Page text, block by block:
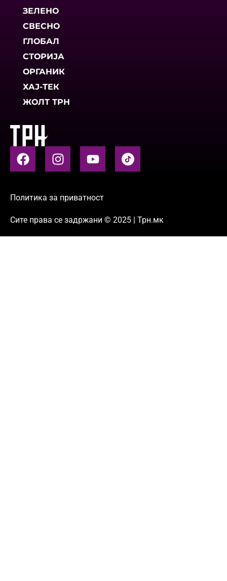
ЗЕЛЕНО
СВЕСНО
ГЛОБАЛ
СТОРИЈА
ОРГАНИК
ХАЈ-ТЕК
ЖОЛТ ТРН
Политика за приватност
Сите права се задржани © 2025 | Трн.мк